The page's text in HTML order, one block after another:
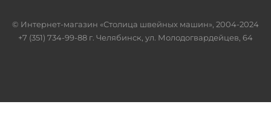
© Интернет-магазин «Столица швейных машин», 2004-2024
+7 (351) 734-99-88 г. Челябинск, ул. Молодогвардейцев, 64